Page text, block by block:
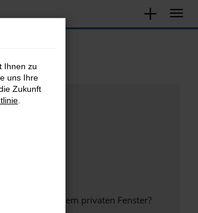
oder in einem privaten Fenster?
Ihnen zu
uns Ihre
Zukunft